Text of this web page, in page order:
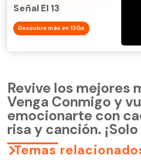
Señal El 13
Descubre más en 13Go
Revive los mejores
Venga Conmigo y
emocionarte con
risa y canción. ¡Solo
Temas